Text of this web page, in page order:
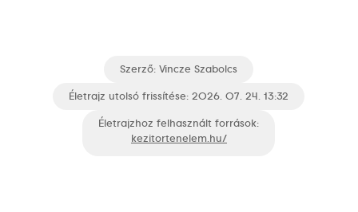
Szerző:Vincze Szabolcs
Életrajz utolsó frissítése: 2026. 07. 24. 13:32
Életrajzhoz felhasznált források:
kezitortenelem.hu/